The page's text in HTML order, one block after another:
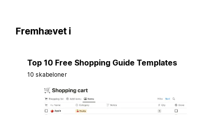
Fremhævet i
Top 10 Free Shopping Guide Templates
10 skabeloner